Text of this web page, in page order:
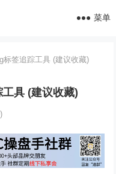
菜单
标签追踪工具 (建议收藏)
具 (建议收藏)